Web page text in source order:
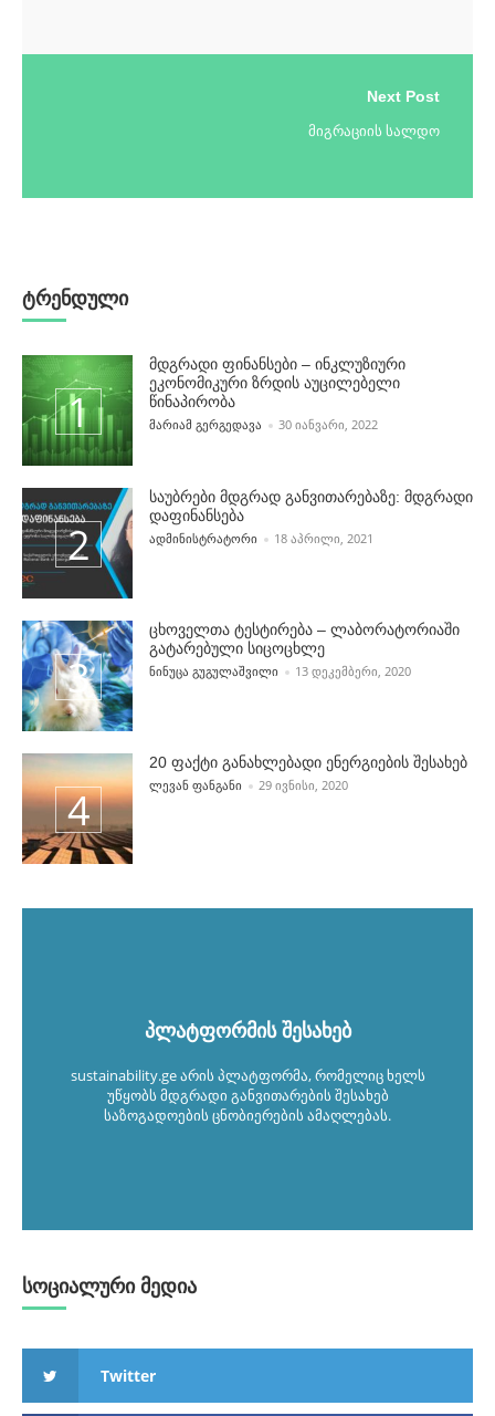
Next Post
მიგრაციის სალდო
ტრენდული
მდგრადი ფინანსები – ინკლუზიური
ეკონომიკური ზრდის აუცილებელი
წინაპირობა
POSTED BY
ᲛᲐᲠᲘᲐᲛ ᲒᲔᲠᲒᲔᲓᲐᲕᲐ 30 ᲘᲐᲜᲕᲐᲠᲘ, 2022
საუბრები მდგრად განვითარებაზე: მდგრადი
დაფინანსება
POSTED BY
ᲐᲓᲛᲘᲜᲘᲡᲢᲠᲐᲢᲝᲠᲘ 18 ᲐᲞᲠᲘᲚᲘ, 2021
ცხოველთა ტესტირება – ლაბორატორიაში
გატარებული სიცოცხლე
POSTED BY
ᲜᲘᲜᲣᲪᲐ ᲒᲣᲒᲣᲚᲐᲨᲕᲘᲚᲘ 13 ᲓᲔᲙᲔᲛᲑᲔᲠᲘ, 2020
20 ფაქტი განახლებადი ენერგიების შესახებ
POSTED BY
ᲚᲔᲕᲐᲜ ᲤᲐᲜᲒᲐᲜᲘ 29 ᲘᲕᲜᲘᲡᲘ, 2020
პლატფორმის შესახებ
sustainability.ge არის პლატფორმა, რომელიც ხელს
უწყობს მდგრადი განვითარების შესახებ
საზოგადოების ცნობიერების ამაღლებას.
სოციალური მედია
Twitter